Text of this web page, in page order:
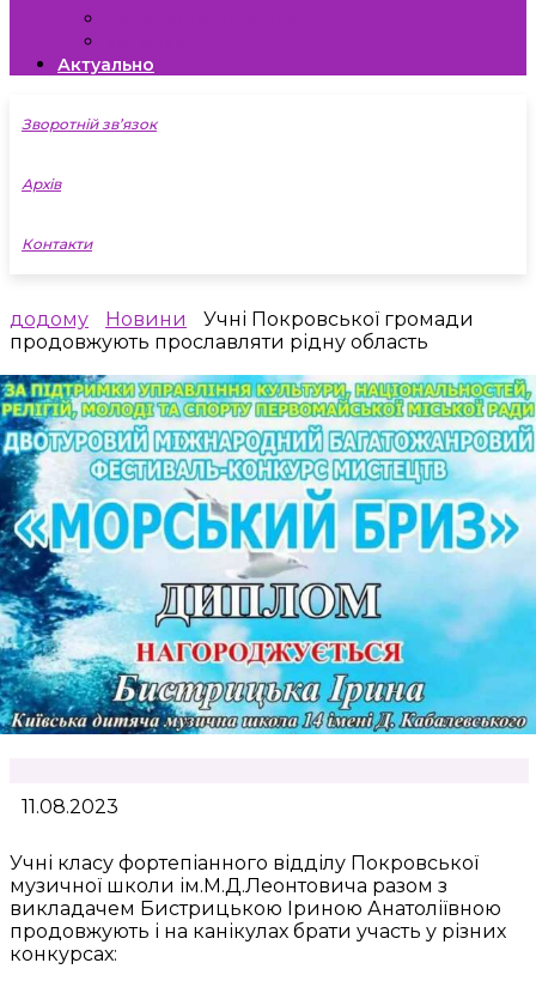
Актуально
Зворотній зв’язок
Архів
Контакти
додому Новини
Учні Покровської громади
продовжують прославляти рідну область
11.08.2023
Учні класу фортепіанного відділу Покровської
музичної школи ім.М.Д.Леонтовича разом з
викладачем Бистрицькою Іриною Анатоліївною
продовжують і на канікулах брати участь у різних
конкурсах: